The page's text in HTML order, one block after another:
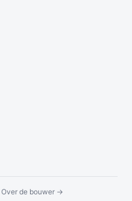
Over de bouwer →